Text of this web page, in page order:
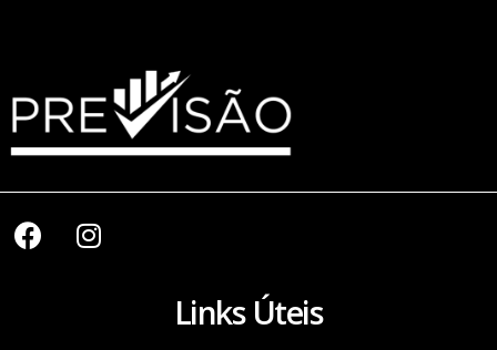
Links Úteis